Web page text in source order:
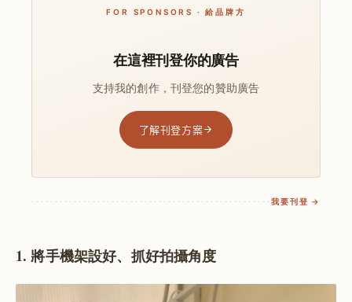
FOR SPONSORS · 給品牌方
在這裡刊登你的廣告
支持我的創作，刊登您的贊助廣告
了解刊登方案
我要刊登 →
1. 將手機架設好、抓好拍攝角度